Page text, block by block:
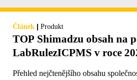
Článek | Produkt
TOP Shimadzu obsah na
LabRulezICPMS v roce
Přehled nejčtenějšího obsahu